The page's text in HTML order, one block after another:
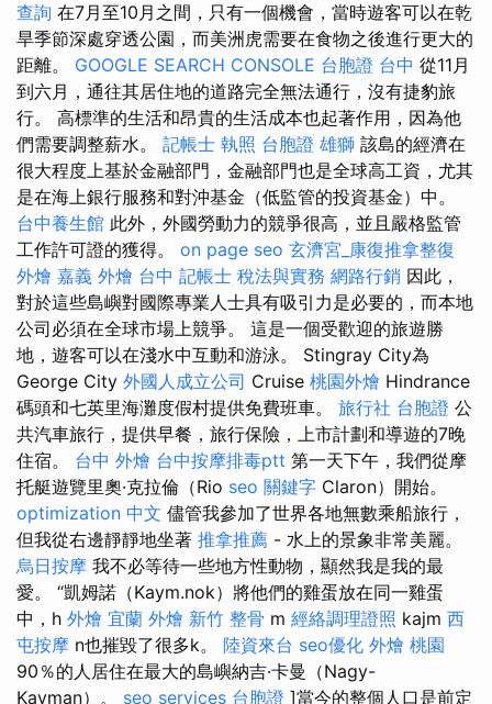
查詢 在7月至10月之間，只有一個機會，當時遊客可以在乾
旱季節深處穿透公園，而美洲虎需要在食物之後進行更大的
距離。 GOOGLE SEARCH CONSOLE 台胞證 台中 從11月
到六月，通往其居住地的道路完全無法通行，沒有捷豹旅
行。 高標準的生活和昂貴的生活成本也起著作用，因為他
們需要調整薪水。 記帳士 執照 台胞證 雄獅 該島的經濟在
很大程度上基於金融部門，金融部門也是全球高工資，尤其
是在海上銀行服務和對沖基金（低監管的投資基金）中。
台中養生館 此外，外國勞動力的競爭很高，並且嚴格監管
工作許可證的獲得。 on page seo 玄濟宮_康復推拿整復
外燴 嘉義 外燴 台中 記帳士 稅法與實務 網路行銷 因此，
對於這些島嶼對國際專業人士具有吸引力是必要的，而本地
公司必須在全球市場上競爭。 這是一個受歡迎的旅遊勝
地，遊客可以在淺水中互動和游泳。 Stingray City為
George City 外國人成立公司 Cruise 桃園外燴 Hindrance
碼頭和七英里海灘度假村提供免費班車。 旅行社 台胞證 公
共汽車旅行，提供早餐，旅行保險，上市計劃和導遊的7晚
住宿。 台中 外燴 台中按摩排毒ptt 第一天下午，我們從摩
托艇遊覽里奧·克拉倫（Rio seo 關鍵字 Claron）開始。
optimization 中文 儘管我參加了世界各地無數乘船旅行，
但我從右邊靜靜地坐著 推拿推薦 - 水上的景象非常美麗。
烏日按摩 我不必等待一些地方性動物，顯然我是我的最
愛。 “凱姆諾（Kaym.nok）將他們的雞蛋放在同一雞蛋
中，h 外燴 宜蘭 外燴 新竹 整骨 m 經絡調理證照 kajm 西
屯按摩 n也摧毀了很多k。 陸資來台 seo優化 外燴 桃園
90％的人居住在最大的島嶼納吉·卡曼（Nagy-
Kayman）。 seo services 台胞證 ]當今的整個人口是前定